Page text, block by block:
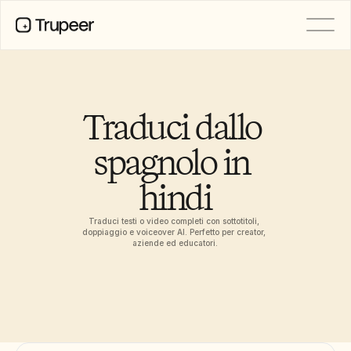
Traduci dallo
spagnolo in
hindi
Traduci testi o video completi con sottotitoli,
doppiaggio e voiceover AI. Perfetto per creator,
aziende ed educatori.
Base di conoscenza
Registrazione dello schermo AI